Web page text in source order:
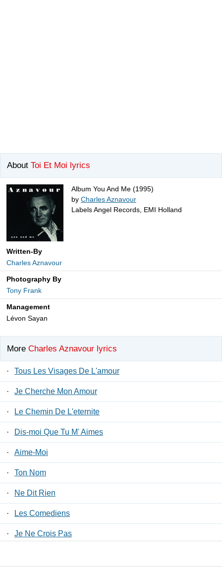
About Toi Et Moi lyrics
Album You And Me (1995)
by Charles Aznavour
Labels Angel Records, EMI Holland
Written-By
Charles Aznavour
Photography By
Tony Frank
Management
Lévon Sayan
More Charles Aznavour lyrics
· Tous Les Visages De L'amour
· Je Cherche Mon Amour
· Le Chemin De L'eternite
· Dis-moi Que Tu M' Aimes
· Aime-Moi
· Ton Nom
· Ne Dit Rien
· Les Comediens
· Je Ne Crois Pas